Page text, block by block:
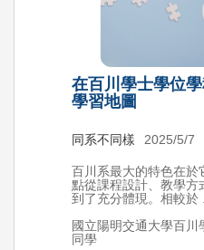
在百川學士學位
學習地圖
同系不同樣 2025/5/7
百川系最大的特色在於
點從課程設計、教學方
到了充分體現。相較於
國立陽明交通大學百
同學